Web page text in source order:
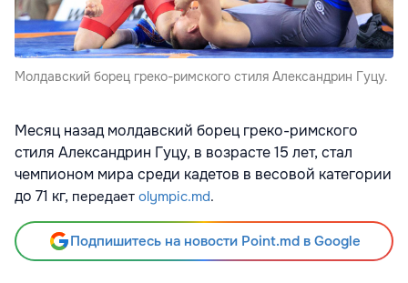
Молдавский борец греко-римского стиля Александрин Гуцу.
Месяц назад молдавский борец греко-римского
стиля Александрин Гуцу, в возрасте 15 лет, стал
чемпионом мира среди кадетов в весовой категории
до 71 кг, передает olympic.md.
Подпишитесь на новости Point.md в Google